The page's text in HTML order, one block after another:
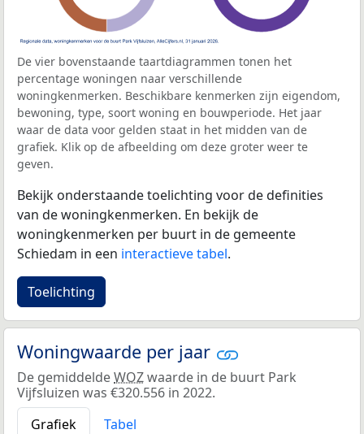
De vier bovenstaande taartdiagrammen tonen het
percentage woningen naar verschillende
woningkenmerken. Beschikbare kenmerken zijn eigendom,
bewoning, type, soort woning en bouwperiode. Het jaar
waar de data voor gelden staat in het midden van de
grafiek. Klik op de afbeelding om deze groter weer te
geven.
Bekijk onderstaande toelichting voor de definities
van de woningkenmerken. En bekijk de
woningkenmerken per buurt in de gemeente
Schiedam in een interactieve tabel.
Toelichting
Woningwaarde per jaar
De gemiddeldeWOZwaarde in de buurt Park
Vijfsluizen was €320.556 in 2022.
Grafiek
Tabel